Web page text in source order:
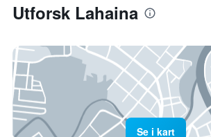
Utforsk Lahaina
Se i kart